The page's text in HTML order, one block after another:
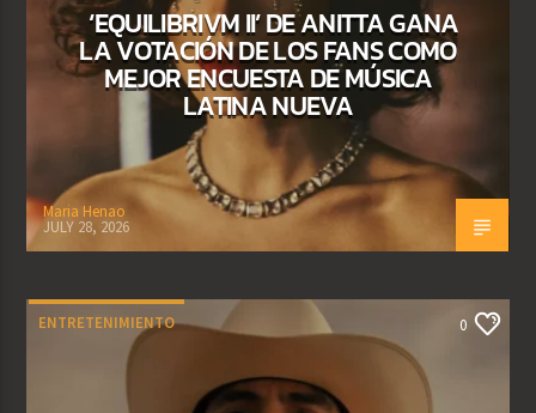
‘EQUILIBRIVM II’ DE ANITTA GANA
LA VOTACIÓN DE LOS FANS COMO
MEJOR ENCUESTA DE MÚSICA
LATINA NUEVA
Maria Henao
JULY 28, 2026
ENTRETENIMIENTO 0